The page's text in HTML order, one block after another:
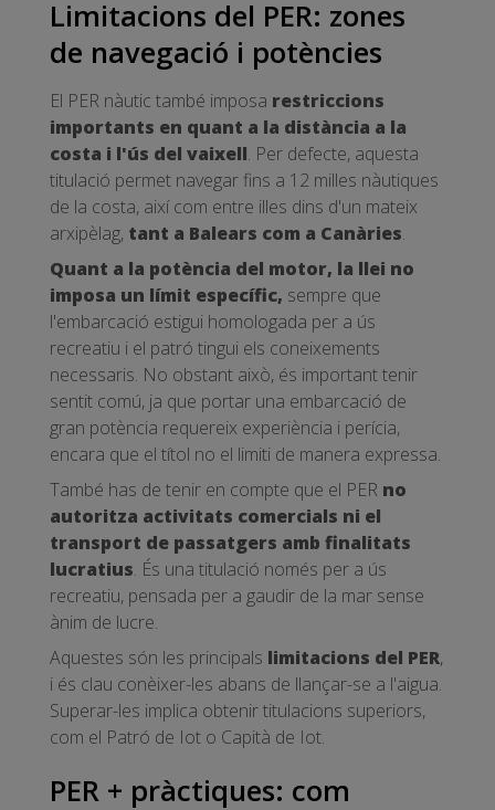
Limitacions del PER: zones
de navegació i potències
El PER nàutic també imposa restriccions
importants en quant a la distància a la
costa i l'ús del vaixell. Per defecte, aquesta
titulació permet navegar fins a 12 milles nàutiques
de la costa, així com entre illes dins d'un mateix
arxipèlag, tant a Balears com a Canàries.
Quant a la potència del motor, la llei no
imposa un límit específic, sempre que
l'embarcació estigui homologada per a ús
recreatiu i el patró tingui els coneixements
necessaris. No obstant això, és important tenir
sentit comú, ja que portar una embarcació de
gran potència requereix experiència i perícia,
encara que el títol no el limiti de manera expressa.
També has de tenir en compte que el PER no
autoritza activitats comercials ni el
transport de passatgers amb finalitats
lucratius. És una titulació només per a ús
recreatiu, pensada per a gaudir de la mar sense
ànim de lucre.
Aquestes són les principals limitacions del PER,
i és clau conèixer-les abans de llançar-se a l'aigua.
Superar-les implica obtenir titulacions superiors,
com el Patró de Iot o Capità de Iot.
PER + pràctiques: com